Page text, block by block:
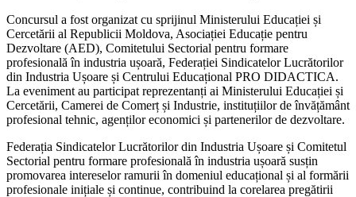
Concursul a fost organizat cu sprijinul Ministerului Educației și
Cercetării al Republicii Moldova, Asociației Educație pentru
Dezvoltare (AED), Comitetului Sectorial pentru formare
profesională în industria ușoară, Federației Sindicatelor Lucrătorilor
din Industria Ușoare și Centrului Educațional PRO DIDACTICA.
La eveniment au participat reprezentanți ai Ministerului Educației și
Cercetării, Camerei de Comerț și Industrie, instituțiilor de învățământ
profesional tehnic, agenților economici și partenerilor de dezvoltare.
Federația Sindicatelor Lucrătorilor din Industria Ușoare și Comitetul
Sectorial pentru formare profesională în industria ușoară susțin
promovarea intereselor ramurii în domeniul educațional și al formării
profesionale inițiale și continue, contribuind la corelarea pregătirii